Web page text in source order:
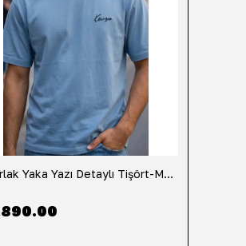
Yuvarlak Yaka Yazı Detaylı Tişört-Mavi